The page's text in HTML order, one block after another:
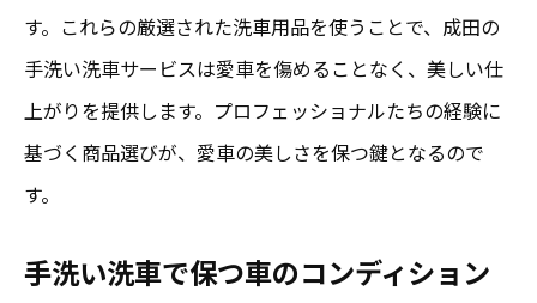
す。これらの厳選された洗車用品を使うことで、成田の
手洗い洗車サービスは愛車を傷めることなく、美しい仕
上がりを提供します。プロフェッショナルたちの経験に
基づく商品選びが、愛車の美しさを保つ鍵となるので
す。
手洗い洗車で保つ車のコンディション